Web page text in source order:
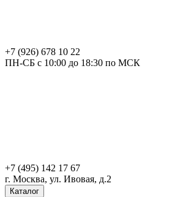
+7 (926) 678 10 22
ПН-СБ с 10:00 до 18:30 по МСК
+7 (495) 142 17 67
г. Москва, ул. Ивовая, д.2
Каталог